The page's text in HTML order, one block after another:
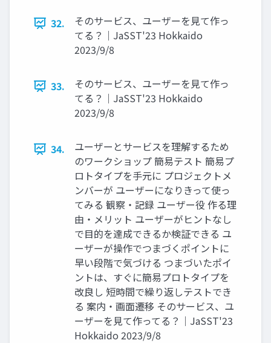
32.
そのサービス、ユーザーを見て作っ
てる？｜JaSST'23 Hokkaido
2023/9/8
33.
そのサービス、ユーザーを見て作っ
てる？｜JaSST'23 Hokkaido
2023/9/8
34.
ユーザーとサービスを理解するため
のワークショップ 簡易テスト 簡易プ
ロトタイプを手元に プロジェクトメ
ンバーが ユーザーになりきって使っ
てみる 観察・記録 ユーザー役 作る理
由・メリット ユーザーがヒントなし
で目的を達成できるか検証できる ユ
ーザーが操作でつまづくポイントに
早い段階で気づける つまづいたポイ
ントは、すぐに簡易プロトタイプを
改良し 短時間で繰り返しテストでき
る 案内・画面遷移 そのサービス、ユ
ーザーを見て作ってる？｜JaSST'23
Hokkaido 2023/9/8